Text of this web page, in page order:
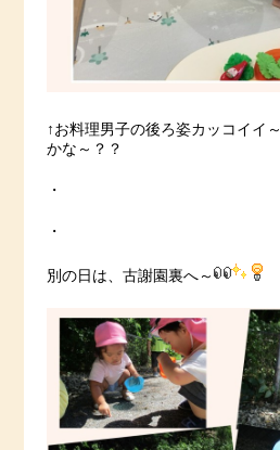
↑お料理男子の後ろ姿カッコイイ～
かな～？？
・
・
別の日は、古謝園裏へ～